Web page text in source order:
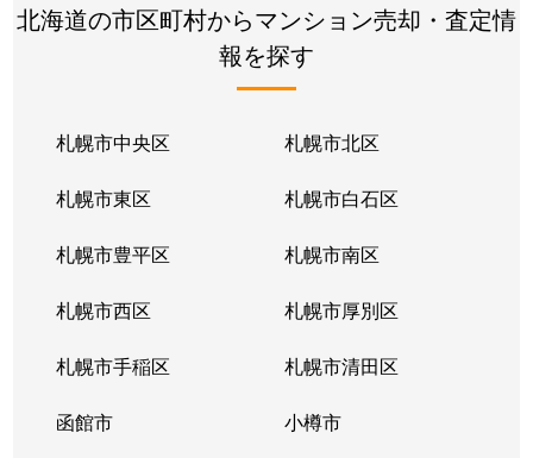
月寒東２条
2,500万円 福住
徒歩
2,800万円
月寒東２条
福住
月寒東２条
福住
月寒東３条
月寒中央
月寒東４条
月寒中央
月寒東４条
南郷7丁目
月寒東５条
南郷7丁目
北海道の市区町村からマンション売却・査定情
報を探す
札幌市中央区 札幌市北区
札幌市東区 札幌市白石区
札幌市豊平区 札幌市南区
札幌市西区 札幌市厚別区
札幌市手稲区 札幌市清田区
函館市 小樽市